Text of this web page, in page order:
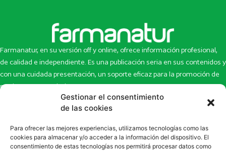
Gestionar el consentimiento
de las cookies
Para ofrecer las mejores experiencias, utilizamos tecnologías como las
cookies para almacenar y/o acceder a la información del dispositivo. El
consentimiento de estas tecnologías nos permitirá procesar datos como
Farmanatur, en su versión off y online, ofrece información profesional,
de calidad e independiente. Es una publicación seria en sus contenidos y
con una cuidada presentación, un soporte eficaz para la promoción de
productos y novedades.
Inicio
Newsletter
Eco Multimedia
Artículos
Escaparate